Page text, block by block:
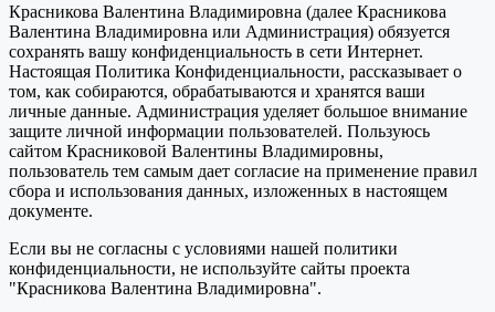
Красникова Валентина Владимировна (далее Красникова
Валентина Владимировна или Администрация) обязуется
сохранять вашу конфиденциальность в сети Интернет.
Настоящая Политика Конфиденциальности, рассказывает о
том, как собираются, обрабатываются и хранятся ваши
личные данные. Администрация уделяет большое внимание
защите личной информации пользователей. Пользуюсь
сайтом Красниковой Валентины Владимировны,
пользователь тем самым дает согласие на применение правил
сбора и использования данных, изложенных в настоящем
документе.
Если вы не согласны с условиями нашей политики
конфиденциальности, не используйте сайты проекта
"Красникова Валентина Владимировна".